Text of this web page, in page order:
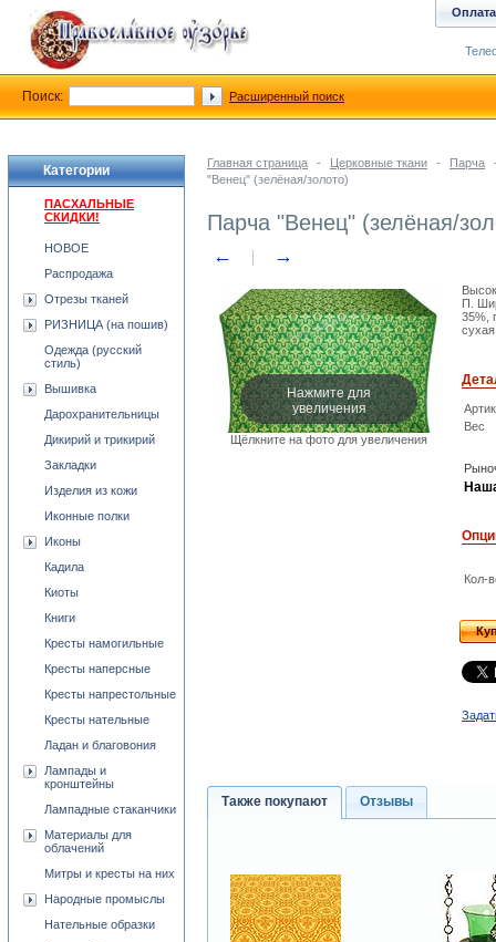
Главная страница - Церковные ткани - Парча
"Венец" (зелёная/золото)
Парча "Венец" (зелёная/
← →
Нажмите для
увеличения
Щёлкните на фото для увеличения
П.
35%,
Вес
Кол-
Также покупают Отзывы
Категории
ПАСХАЛЬНЫЕ
СКИДКИ!
НОВОЕ
Распродажа
Отрезы тканей
РИЗНИЦА (на пошив)
Одежда (русский
стиль)
Вышивка
Дарохранительницы
Дикирий и трикирий
Закладки
Изделия из кожи
Иконные полки
Иконы
Кадила
Киоты
Книги
Кресты намогильные
Кресты наперсные
Кресты напрестольные
Кресты нательные
Ладан и благовония
Лампады и
кронштейны
Лампадные стаканчики
Материалы для
облачений
Митры и кресты на них
Народные промыслы
Нательные образки
Оплата
Поиск: Расширенный поиск